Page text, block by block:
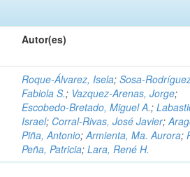
Autor(es)
Roque-Álvarez, Isela;Sosa-
Fabiola S.; Vazquez-Arenas, Jorge;
Escobedo-Bretado, Miguel A.;
Israel; Corral-Rivas, José Javier;
Piña, Antonio;Armienta, Ma. Aurora;
Peña, Patricia;Lara, René H.